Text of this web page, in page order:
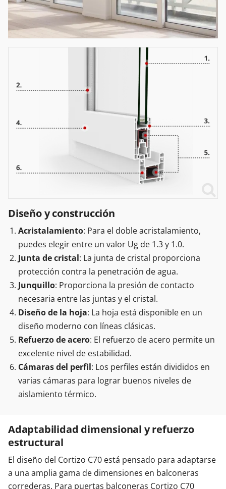
Diseño y construcción
Acristalamiento: Para el doble acristalamiento,
puedes elegir entre un valor Ug de 1.3 y 1.0.
Junta de cristal: La junta de cristal proporciona
protección contra la penetración de agua.
Junquillo: Proporciona la presión de contacto
necesaria entre las juntas y el cristal.
Diseño de la hoja: La hoja está disponible en un
diseño moderno con líneas clásicas.
Refuerzo de acero: El refuerzo de acero permite un
excelente nivel de estabilidad.
Cámaras del perfil: Los perfiles están divididos en
varias cámaras para lograr buenos niveles de
aislamiento térmico.
Adaptabilidad dimensional y refuerzo
estructural
El diseño del Cortizo C70 está pensado para adaptarse
a una amplia gama de dimensiones en balconeras
correderas. Para puertas balconeras Cortizo C70